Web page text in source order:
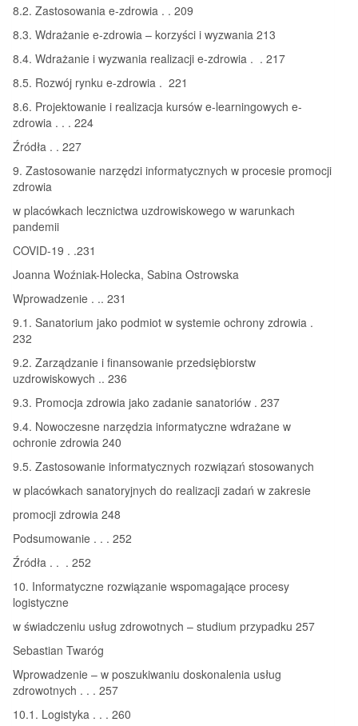
8.2. Zastosowania e-zdrowia . . 209
8.3. Wdrażanie e-zdrowia – korzyści i wyzwania 213
8.4. Wdrażanie i wyzwania realizacji e-zdrowia . . 217
8.5. Rozwój rynku e-zdrowia . 221
8.6. Projektowanie i realizacja kursów e-learningowych e-
zdrowia . . . 224
Źródła . . 227
9. Zastosowanie narzędzi informatycznych w procesie promocji
zdrowia
w placówkach lecznictwa uzdrowiskowego w warunkach
pandemii
COVID-19 . .231
Joanna Woźniak-Holecka, Sabina Ostrowska
Wprowadzenie . .. 231
9.1. Sanatorium jako podmiot w systemie ochrony zdrowia .
232
9.2. Zarządzanie i finansowanie przedsiębiorstw
uzdrowiskowych .. 236
9.3. Promocja zdrowia jako zadanie sanatoriów . 237
9.4. Nowoczesne narzędzia informatyczne wdrażane w
ochronie zdrowia 240
9.5. Zastosowanie informatycznych rozwiązań stosowanych
w placówkach sanatoryjnych do realizacji zadań w zakresie
promocji zdrowia 248
Podsumowanie . . . 252
Źródła . . . 252
10. Informatyczne rozwiązanie wspomagające procesy
logistyczne
w świadczeniu usług zdrowotnych – studium przypadku 257
Sebastian Twaróg
Wprowadzenie – w poszukiwaniu doskonalenia usług
zdrowotnych . . . 257
10.1. Logistyka . . . 260